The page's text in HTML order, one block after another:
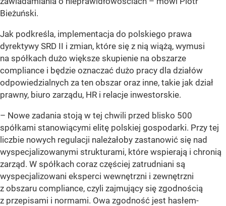
Bieżuński.
Jak podkreśla, implementacja do polskiego prawa
dyrektywy SRD II i zmian, które się z nią wiążą, wymusi
na spółkach dużo większe skupienie na obszarze
compliance i będzie oznaczać dużo pracy dla działów
odpowiedzialnych za ten obszar oraz inne, takie jak dział
prawny, biuro zarządu, HR i relacje inwestorskie.
– Nowe zadania stoją w tej chwili przed blisko 500
spółkami stanowiącymi elitę polskiej gospodarki. Przy tej
liczbie nowych regulacji należałoby zastanowić się nad
wyspecjalizowanymi strukturami, które wspierają i chronią
zarząd. W spółkach coraz częściej zatrudniani są
wyspecjalizowani eksperci wewnętrzni i zewnętrzni
z obszaru compliance, czyli zajmujący się zgodnością
z przepisami i normami. Owa zgodność jest hasłem-